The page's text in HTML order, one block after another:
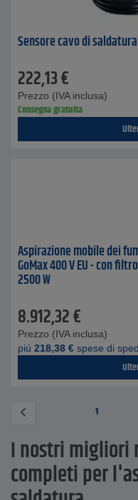
Sensore cavo di
222,13€
Prezzo (IVA inclusa)
Consegna gratuita
Aspirazione mobile dei
GoMax 400 V EU - con
2500 W
8.912,32€
Prezzo (IVA inclusa)
piú 218,38 € spese di
1
I nostri migliori
completi per